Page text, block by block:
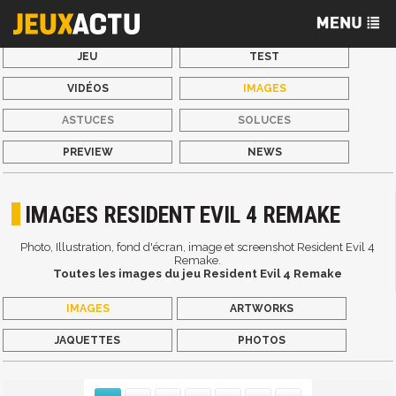
JEU TEST
VIDÉOS IMAGES
ASTUCES SOLUCES
PREVIEW NEWS
IMAGES RESIDENT EVIL 4 REMAKE
Photo, Illustration, fond d'écran, image et screenshot Resident Evil 4
Remake.
Toutes les images du jeu Resident Evil 4 Remake
IMAGES ARTWORKS
JAQUETTES PHOTOS